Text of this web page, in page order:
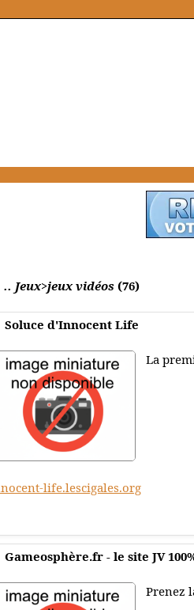
.. Jeux>jeux vidéos (76)
Soluce d'Innocent Life
La
life.lescigales.org
Gameosphère.fr - le site JV
Prenez